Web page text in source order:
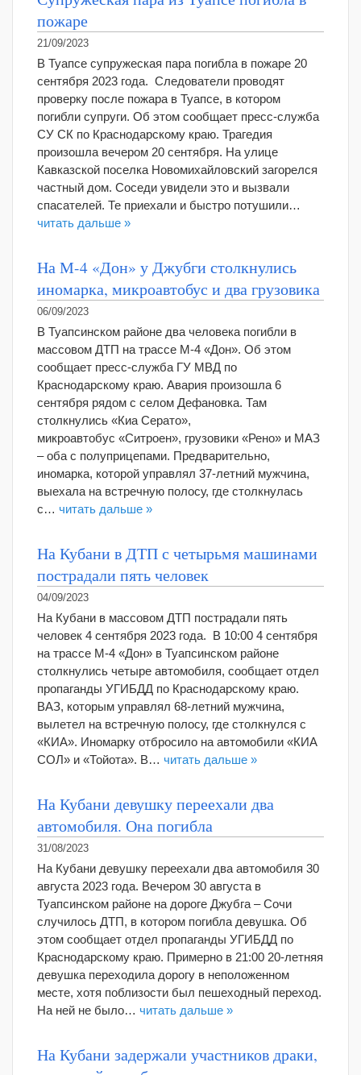
пожаре
21/09/2023
В Туапсе супружеская пара погибла в пожаре 20
сентября 2023 года. Следователи проводят
проверку после пожара в Туапсе, в котором
погибли супруги. Об этом сообщает пресс-служба
СУ СК по Краснодарскому краю. Трагедия
произошла вечером 20 сентября. На улице
Кавказской поселка Новомихайловский загорелся
частный дом. Соседи увидели это и вызвали
спасателей. Те приехали и быстро потушили…
читать дальше »
На М-4 «Дон» у Джубги столкнулись
иномарка, микроавтобус и два грузовика
06/09/2023
В Туапсинском районе два человека погибли в
массовом ДТП на трассе М-4 «Дон». Об этом
сообщает пресс-служба ГУ МВД по
Краснодарскому краю. Авария произошла 6
сентября рядом с селом Дефановка. Там
столкнулись «Киа Серато»,
микроавтобус «Ситроен», грузовики «Рено» и МАЗ
– оба с полуприцепами. Предварительно,
иномарка, которой управлял 37-летний мужчина,
выехала на встречную полосу, где столкнулась
с… читать дальше »
На Кубани в ДТП с четырьмя машинами
пострадали пять человек
04/09/2023
На Кубани в массовом ДТП пострадали пять
человек 4 сентября 2023 года. В 10:00 4 сентября
на трассе М-4 «Дон» в Туапсинском районе
столкнулись четыре автомобиля, сообщает отдел
пропаганды УГИБДД по Краснодарскому краю.
ВАЗ, которым управлял 68-летний мужчина,
вылетел на встречную полосу, где столкнулся с
«КИА». Иномарку отбросило на автомобили «КИА
СОЛ» и «Тойота». В… читать дальше »
На Кубани девушку переехали два
автомобиля. Она погибла
31/08/2023
На Кубани девушку переехали два автомобиля 30
августа 2023 года. Вечером 30 августа в
Туапсинском районе на дороге Джубга – Сочи
случилось ДТП, в котором погибла девушка. Об
этом сообщает отдел пропаганды УГИБДД по
Краснодарскому краю. Примерно в 21:00 20-летняя
девушка переходила дорогу в неположенном
месте, хотя поблизости был пешеходный переход.
На ней не было… читать дальше »
На Кубани задержали участников драки,